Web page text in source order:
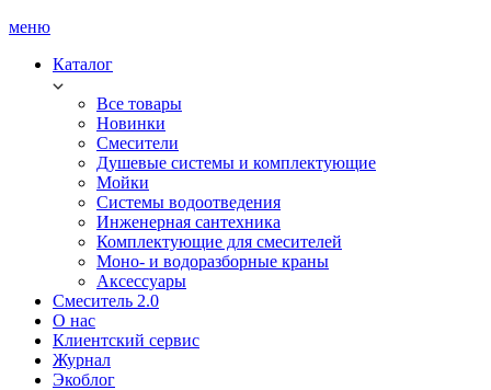
меню
Каталог
Все товары
Новинки
Смесители
Душевые системы и комплектующие
Мойки
Системы водоотведения
Инженерная сантехника
Комплектующие для смесителей
Моно- и водоразборные краны
Аксессуары
Смеситель 2.0
О нас
Клиентский сервис
Журнал
Экоблог